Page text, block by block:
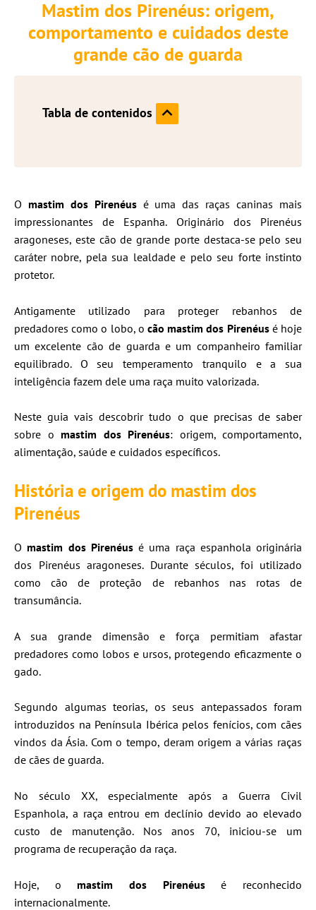
Mastim dos Pirenéus: origem,
comportamento e cuidados deste
grande cão de guarda
Tabla de contenidos
O mastim dos Pirenéusé uma das raças caninas mais
impressionantes de Espanha. Originário dos Pirenéus
aragoneses, este cão de grande porte destaca-se pelo seu
caráter nobre, pela sua lealdade e pelo seu forte instinto
protetor.
Antigamente utilizado para proteger rebanhos de
predadores como o lobo, o cão mastim dos Pirenéusé hoje
um excelente cão de guarda e um companheiro familiar
equilibrado. O seu temperamento tranquilo e a sua
inteligência fazem dele uma raça muito valorizada.
Neste guia vais descobrir tudo o que precisas de saber
sobre o mastim dos Pirenéus: origem, comportamento,
alimentação, saúde e cuidados específicos.
História e origem do mastim dos
Pirenéus
Omastim dos Pirenéusé uma raça espanhola originária
dos Pirenéus aragoneses. Durante séculos, foi utilizado
como cão de proteção de rebanhos nas rotas de
transumância.
A sua grande dimensão e força permitiam afastar
predadores como lobos e ursos, protegendo eficazmente o
gado.
Segundo algumas teorias, os seus antepassados foram
introduzidos na Península Ibérica pelos fenícios, com cães
vindos da Ásia. Com o tempo, deram origem a várias raças
de cães de guarda.
No século XX, especialmente após a Guerra Civil
Espanhola, a raça entrou em declínio devido ao elevado
custo de manutenção. Nos anos 70, iniciou-se um
programa de recuperação da raça.
Hoje, omastim dos Pirenéusé reconhecido
internacionalmente.